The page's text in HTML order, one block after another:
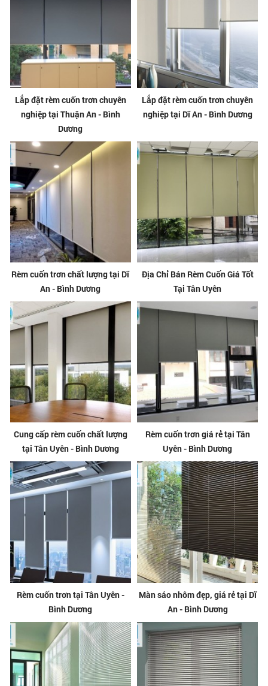
Lắp đặt rèm cuốn trơn chuyên
nghiệp tại Thuận An - Bình
Dương
Lắp đặt rèm cuốn trơn chuyên
nghiệp tại Dĩ An - Bình Dương
Rèm cuốn trơn chất lượng tại Dĩ
An - Bình Dương
Địa Chỉ Bán Rèm Cuốn Giá Tốt
Tại Tân Uyên
Cung cấp rèm cuốn chất lượng
tại Tân Uyên - Bình Dương
Rèm cuốn trơn giá rẻ tại Tân
Uyên - Bình Dương
Rèm cuốn trơn tại Tân Uyên -
Bình Dương
Màn sáo nhôm đẹp, giá rẻ tại Dĩ
An - Bình Dương